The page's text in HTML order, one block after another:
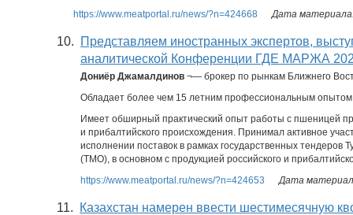
https://www.meatportal.ru/news/?n=424668
Дата
10.
Представляем иностранных экспертов,
аналитической Конференции ГДЕ МАРЖА
Дониёр Джамалдинов ¬— брокер по рынкам Ближнего
Обладает более чем 15 летним профессиональным
Имеет обширный практический опыт работы с пшеницей
и прибалтийского происхождения. Принимал активное
исполнении поставок в рамках государственных тендеров
(TMO), в основном с продукцией российского и
https://www.meatportal.ru/news/?n=424653
Дата
11.
Казахстан намерен ввести шестимесячную